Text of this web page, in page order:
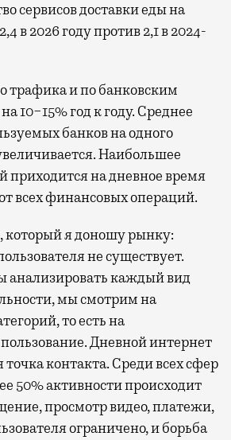
сервисов доставки еды на
в 2026 году против 2,1 в 2024-
трафика и по банковским
10−15% год к году. Среднее
банков на одного
Наибольшее
приходится на дневное время
всех финансовых операций.
который я доношу рынку:
не существует.
анализировать каждый вид
мы смотрим на
то есть на
Дневной интернет
контакта. Среди всех сфер
50% активности происходит
просмотр видео, платежи,
ограничено, и борьба